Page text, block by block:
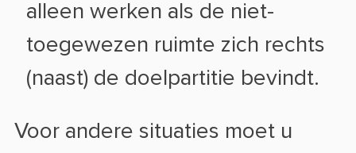
alleen werken als de niet-
toegewezen ruimte zich rechts
(naast) de doelpartitie bevindt.
Voor andere situaties moet u